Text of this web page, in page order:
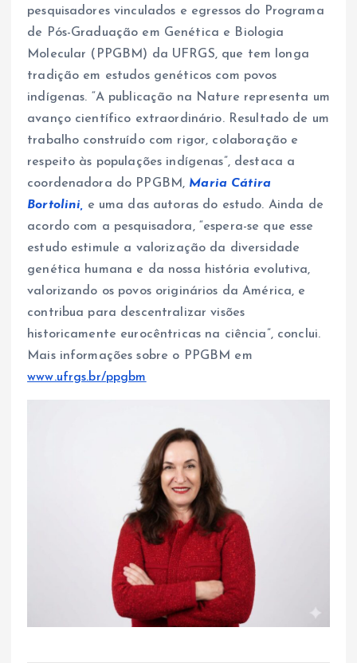
pesquisadores vinculados e egressos do Programa
de Pós-Graduação em Genética e Biologia
Molecular (PPGBM) da UFRGS, que tem longa
tradição em estudos genéticos com povos
indígenas. “A publicação na Nature representa um
avanço científico extraordinário. Resultado de um
trabalho construído com rigor, colaboração e
respeito às populações indígenas”, destaca a
coordenadora do PPGBM, Maria Cátira
Bortolini, e uma das autoras do estudo. Ainda de
acordo com a pesquisadora, “espera-se que esse
estudo estimule a valorização da diversidade
genética humana e da nossa história evolutiva,
valorizando os povos originários da América, e
contribua para descentralizar visões
historicamente eurocêntricas na ciência”, conclui.
Mais informações sobre o PPGBM em
www.ufrgs.br/ppgbm